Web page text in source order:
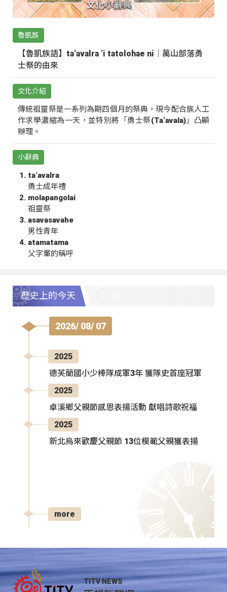
魯凱族
【魯凱族語】ta‘avalra ‘i tatolohae ni｜萬山部落勇
士祭的由來
文化介紹
傳統祖靈祭是一系列為期四個月的祭典，現今配合族人工
作求學濃縮為一天，並特別將「勇士祭(Ta‘avala)」凸顯
辦理。
小辭典
ta‘avalra
勇士成年禮
molapangolai
祖靈祭
asavasavahe
男性青年
atamatama
父字輩的稱呼
歷史上的今天
2026/ 08/ 07
2025
德芙蘭國小少棒隊成軍3年 獲隊史首座冠軍
2025
卓溪鄉父親節感恩表揚活動 獻唱詩歌祝福
2025
新北烏來歡慶父親節 13位模範父親獲表揚
more
TITV NEWS